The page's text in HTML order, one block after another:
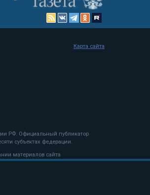
РФ. Официальный публикатор
субъектах федерации.
материалов сайта
Карта сайта